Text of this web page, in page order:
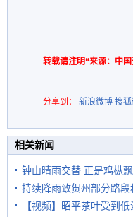
转载请注明“来源：中国
分享到： 新浪微博 搜
相关新闻
钟山晴雨交替 正是鸡枞
持续降雨致贺州部分路段
【视频】昭平茶叶受到